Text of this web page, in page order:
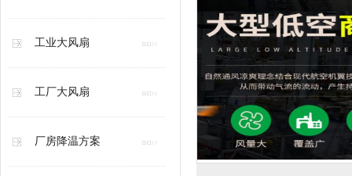
工业大风扇
工厂大风扇
厂房降温方案